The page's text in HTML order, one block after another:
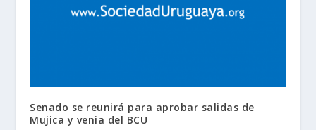
Senado se reunirá para aprobar salidas de
Mujica y venia del BCU